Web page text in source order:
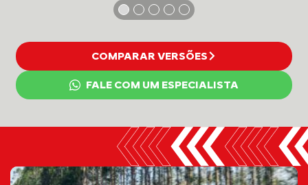
COMPARAR VERSÕES
FALE COM UM ESPECIALISTA